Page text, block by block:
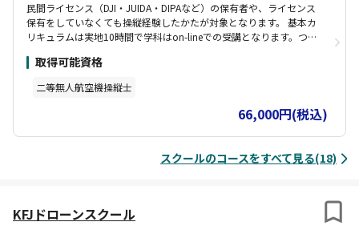
民間ライセンス（DJI・JUIDA・DIPAなど）の保有者や、ライセンス
保有をしていなくても操縦経験したかたが対象となります。 基本カ
リキュラムは実地10時間で学科はon-lineでの受講となります。つま
講可能なので、 何度も繰り返し観る事が可能です。動画内容は国土
交通省教則に数多くの現場での実務経験などを加えた内容で非常に
好評です。 実技指導は講師と生徒のマンツーマン体制で、修了試験
までのすべての費用を含んでいます。 実地2時間で試験を行う基本
半日で終了し、合格した場合は国指定試験機関での実地試験が免除
されます。
取得可能資格
二等無人航空機操縦士
66,000円(税込)
スクールのコースをすべて見る(18)
KFJドローンスクール